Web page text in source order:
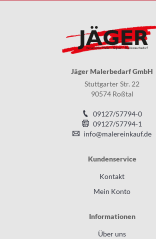
Jäger Malerbedarf GmbH
Stuttgarter Str. 22
90574 Roßtal
09127/57794-0
09127/57794-1
info@malereinkauf.de
Kundenservice
Kontakt
Mein Konto
Informationen
Über uns